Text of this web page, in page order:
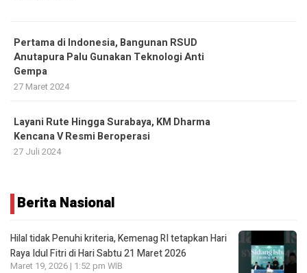
Pertama di Indonesia, Bangunan RSUD
Anutapura Palu Gunakan Teknologi Anti
Gempa
27 Maret 2024
Layani Rute Hingga Surabaya, KM Dharma
Kencana V Resmi Beroperasi
27 Juli 2024
Berita Nasional
Hilal tidak Penuhi kriteria, Kemenag RI tetapkan Hari
Raya Idul Fitri di Hari Sabtu 21 Maret 2026
Maret 19, 2026 | 1:52 pm WIB